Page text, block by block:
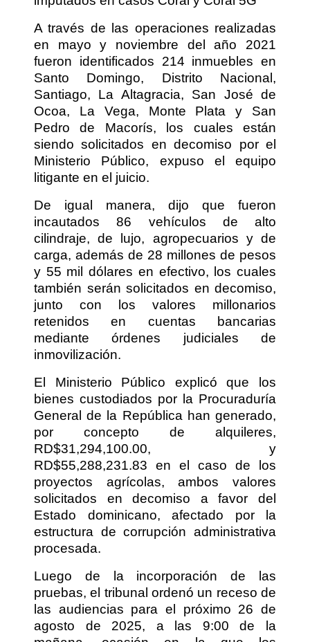
A través de las operaciones realizadas
en mayo y noviembre del año 2021
fueron identificados 214 inmuebles en
Santo Domingo, Distrito Nacional,
Santiago, La Altagracia, San José de
Ocoa, La Vega, Monte Plata y San
Pedro de Macorís, los cuales están
siendo solicitados en decomiso por el
Ministerio Público, expuso el equipo
litigante en el juicio.
De igual manera, dijo que fueron
incautados 86 vehículos de alto
cilindraje, de lujo, agropecuarios y de
carga, además de 28 millones de pesos
y 55 mil dólares en efectivo, los cuales
también serán solicitados en decomiso,
junto con los valores millonarios
retenidos en cuentas bancarias
mediante órdenes judiciales de
inmovilización.
El Ministerio Público explicó que los
bienes custodiados por la Procuraduría
General de la República han generado,
por concepto de alquileres,
RD$31,294,100.00, y
RD$55,288,231.83 en el caso de los
proyectos agrícolas, ambos valores
solicitados en decomiso a favor del
Estado dominicano, afectado por la
estructura de corrupción administrativa
procesada.
Luego de la incorporación de las
pruebas, el tribunal ordenó un receso de
las audiencias para el próximo 26 de
agosto de 2025, a las 9:00 de la